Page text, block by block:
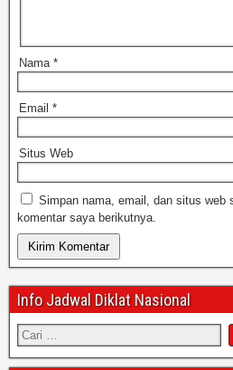
Nama *
Email *
Situs Web
Simpan nama, email, dan situs web
komentar saya berikutnya.
Info Jadwal Diklat Nasional